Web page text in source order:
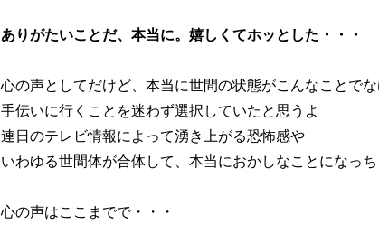
ありがたいことだ、本当に。嬉しくてホッとした・・・
心の声としてだけど、本当に世間の状態がこんなことで
手伝いに行くことを迷わず選択していたと思うよ
連日のテレビ情報によって湧き上がる恐怖感や
いわゆる世間体が合体して、本当におかしなことになっ
心の声はここまでで・・・